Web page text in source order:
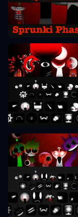
Sprunki
Sprunki
Sprunki Phase